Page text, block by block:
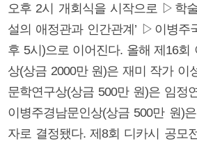
오후 2시 개회식을 시작으로 ▷학
설의 애정관과 인간관계’ ▷이병주
후 5시)으로 이어진다. 올해 제16회
상(상금 2000만 원)은 재미 작가 이
문학연구상(상금 500만 원)은 임정
이병주경남문인상(상금 500만 원)
자로 결정됐다. 제8회 디카시 공모